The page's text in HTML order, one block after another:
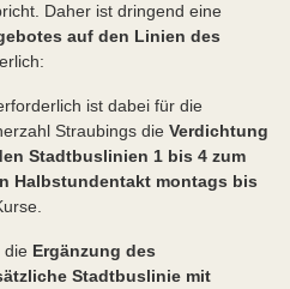
Daher ist dringend eine
auf den Linien des
ist dabei für die
Straubings die Verdichtung
Stadtbuslinien 1 bis 4 zum
Halbstundentakt montags bis
die Ergänzung des
Stadtbuslinie mit